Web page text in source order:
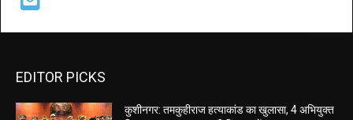
EDITOR PICKS
कुशीनगर: तमकुहीराज हत्याकांड का खुलासा, 4 अभियुक्त